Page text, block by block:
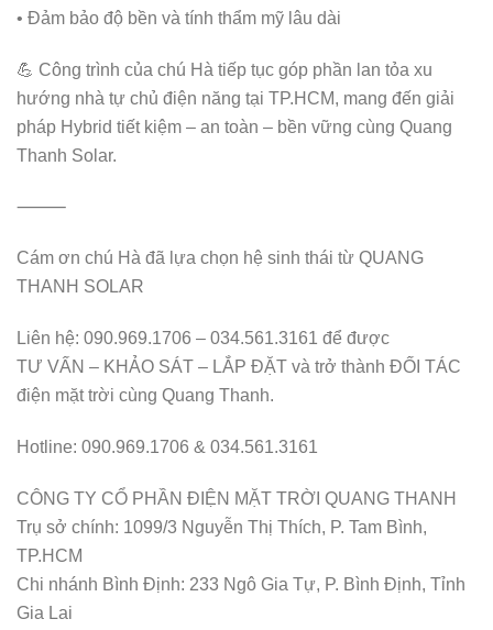
• Đảm bảo độ bền và tính thẩm mỹ lâu dài
💪 Công trình của chú Hà tiếp tục góp phần lan tỏa xu
hướng nhà tự chủ điện năng tại TP.HCM, mang đến giải
pháp Hybrid tiết kiệm – an toàn – bền vững cùng Quang
Thanh Solar.
⸻
Cám ơn chú Hà đã lựa chọn hệ sinh thái từ QUANG
THANH SOLAR
Liên hệ: 090.969.1706 – 034.561.3161 để được
TƯ VẤN – KHẢO SÁT – LẮP ĐẶT và trở thành ĐỐI TÁC
điện mặt trời cùng Quang Thanh.
Hotline: 090.969.1706 & 034.561.3161
CÔNG TY CỔ PHẦN ĐIỆN MẶT TRỜI QUANG THANH
Trụ sở chính: 1099/3 Nguyễn Thị Thích, P. Tam Bình,
TP.HCM
Chi nhánh Bình Định: 233 Ngô Gia Tự, P. Bình Định, Tỉnh
Gia Lai